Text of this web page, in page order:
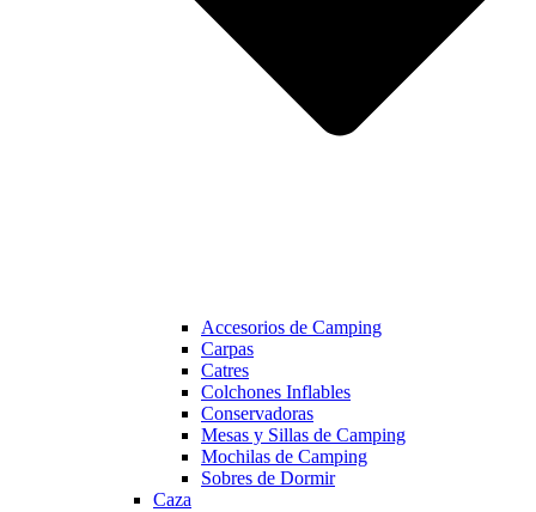
Accesorios de Camping
Carpas
Catres
Colchones Inflables
Conservadoras
Mesas y Sillas de Camping
Mochilas de Camping
Sobres de Dormir
Caza